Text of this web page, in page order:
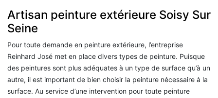
Artisan peinture extérieure Soisy Sur
Seine
Pour toute demande en peinture extérieure, l’entreprise
Reinhard José met en place divers types de peinture. Puisque
des peintures sont plus adéquates à un type de surface qu’à un
autre, il est important de bien choisir la peinture nécessaire à la
surface. Au service d’une intervention pour toute peinture